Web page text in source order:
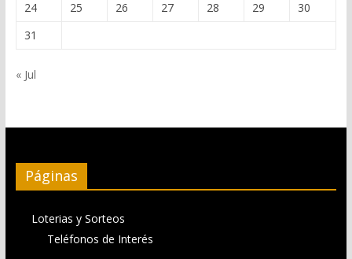
24
25 26 27 28 29
30
31
« Jul
Páginas
Loterias y Sorteos
Teléfonos de Interés